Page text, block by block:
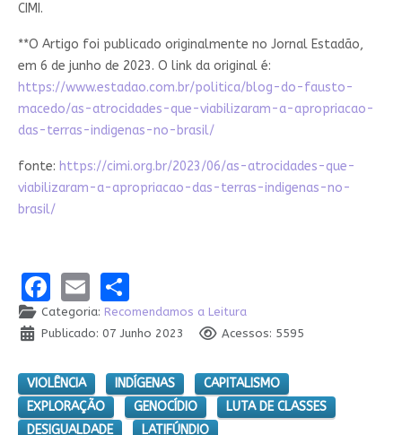
CIMI.
**O Artigo foi publicado originalmente no Jornal Estadão,
em 6 de junho de 2023. O link da original é:
https://www.estadao.com.br/politica/blog-do-fausto-
macedo/as-atrocidades-que-viabilizaram-a-apropriacao-
das-terras-indigenas-no-brasil/
fonte: https://cimi.org.br/2023/06/as-atrocidades-que-
viabilizaram-a-apropriacao-das-terras-indigenas-no-
brasil/
Facebook
EmailShare
Categoria: Recomendamos a Leitura
Publicado: 07 Junho 2023
Acessos: 5595
VIOLÊNCIA INDÍGENAS
CAPITALISMO
EXPLORAÇÃO
GENOCÍDIO
LUTA DE CLASSES
DESIGUALDADE
LATIFÚNDIO